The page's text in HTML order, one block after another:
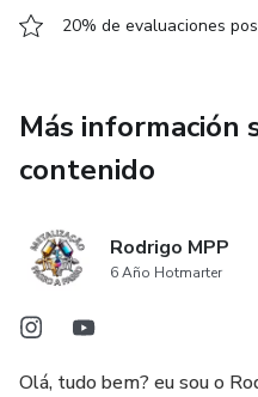
💡 Si buscas independencia
20% de evaluaciones
Más información
contenido
Rodrigo MPP
6 Año Hotmarter
Olá, tudo bem? eu sou o